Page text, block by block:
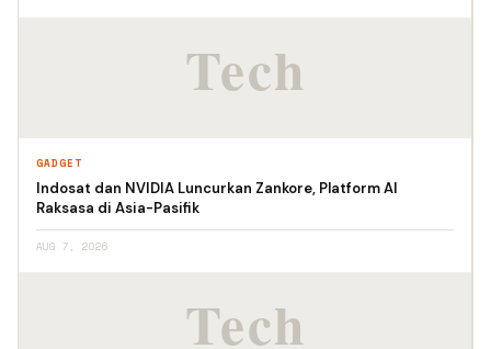
GADGET
Indosat dan NVIDIA Luncurkan Zankore, Platform AI
Raksasa di Asia-Pasifik
AUG 7, 2026